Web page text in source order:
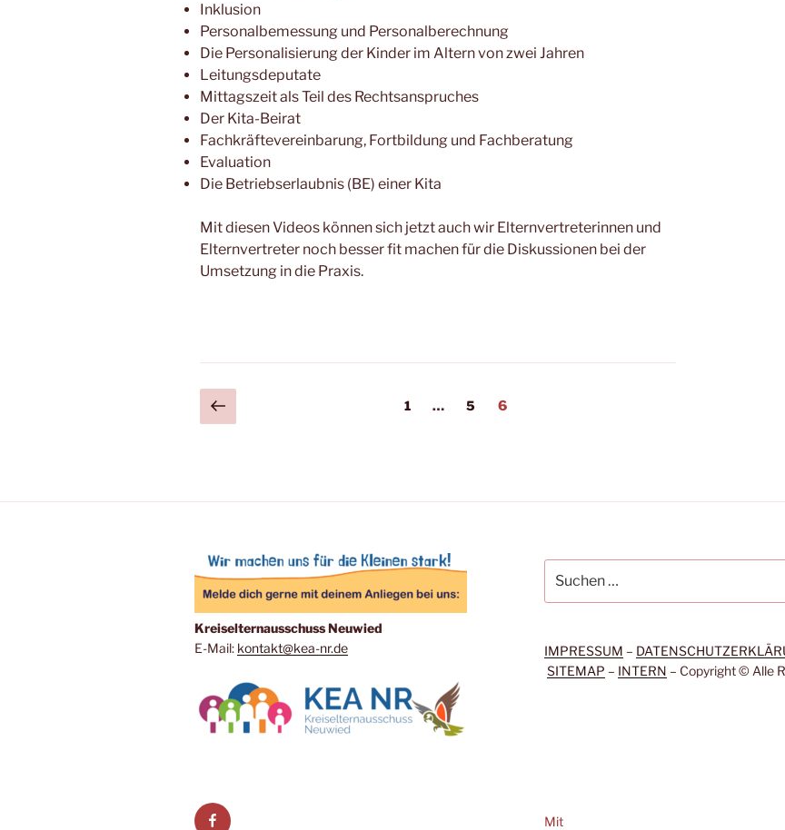
Inklusion
Personalbemessung und Personalberechnung
Die Personalisierung der Kinder im Altern von zwei Jahren
Leitungsdeputate
Mittagszeit als Teil des Rechtsanspruches
Der Kita-Beirat
Fachkräftevereinbarung, Fortbildung und Fachberatung
Evaluation
Die Betriebserlaubnis (BE) einer Kita
Mit diesen Videos können sich jetzt auch wir Elternvertreterinnen und
Elternvertreter noch besser fit machen für die Diskussionen bei der
Umsetzung in die Praxis.
Seitennummerierung
Vorherige
Seite
Seite
1 … Seite
5 Seite
6
Kreiselternausschuss Neuwied
E-Mail: kontakt@kea-nr.de
nach:
IMPRESSUM –
SITEMAP – INTERN – Copyright © Alle
Facebook Mit